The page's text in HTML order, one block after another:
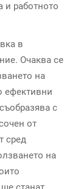
и работното
в
Очаква се
на
ефективни
с
от
сред
на